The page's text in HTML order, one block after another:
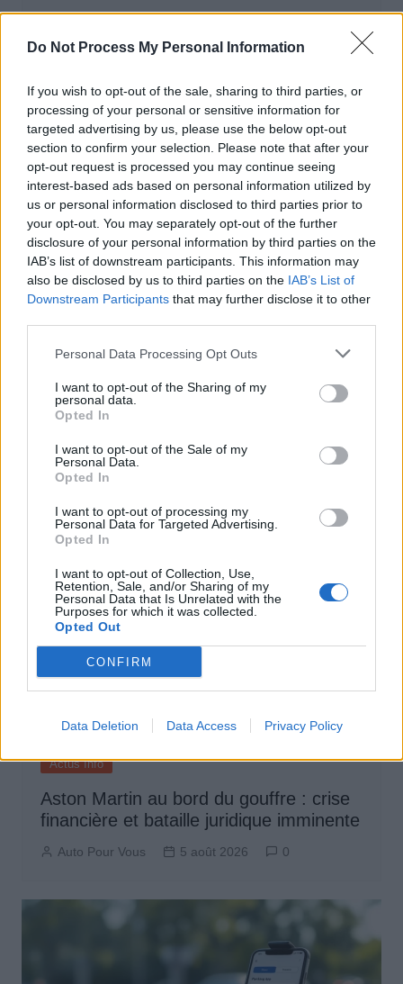
Do Not Process My Personal Information
If you wish to opt-out of the sale, sharing to third parties, or
processing of your personal or sensitive information for
targeted advertising by us, please use the below opt-out
section to confirm your selection. Please note that after your
opt-out request is processed you may continue seeing
interest-based ads based on personal information utilized by
us or personal information disclosed to third parties prior to
your opt-out. You may separately opt-out of the further
disclosure of your personal information by third parties on the
IAB’s list of downstream participants. This information may
also be disclosed by us to third parties on the IAB’s List of
Downstream Participants that may further disclose it to other
Personal Data Processing Opt Outs
I want to opt-out of the Sharing of my
personal data.
Opted In
I want to opt-out of the Sale of my
Personal Data.
Opted In
I want to opt-out of processing my
Personal Data for Targeted Advertising.
Opted In
I want to opt-out of Collection, Use,
Retention, Sale, and/or Sharing of my
Personal Data that Is Unrelated with the
Purposes for which it was collected.
Opted Out
CONFIRM
Data Deletion Data Access Privacy Policy
Elon Musk nuirait gravement à Tesla
selon une étude européenne
Auto Pour Vous 5 août 2026 0
Actus Info
Pourquoi le bouton start/stop disparaît
des voitures électriques
Auto Pour Vous
Actus Info
Aston Martin au bord du gouffre : crise
financière et bataille juridique imminente
Auto Pour Vous 5 août 2026 0